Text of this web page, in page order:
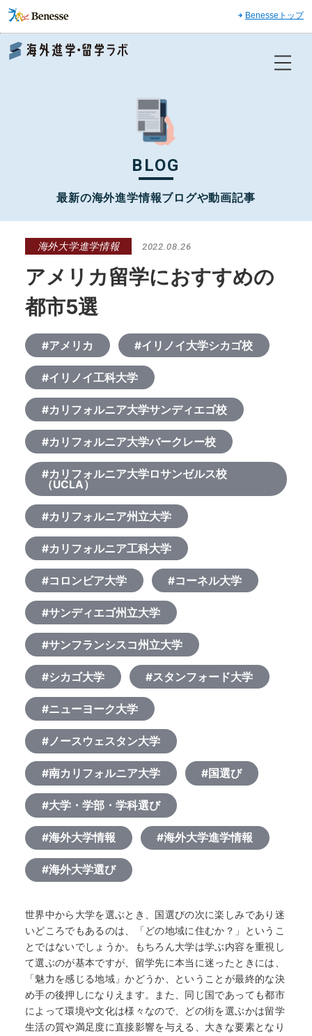
Benesseトップ
BLOG
最新の海外進学情報ブログや動画記事
海外大学進学情報 2022.08.26
アメリカ留学におすすめの
都市5選
#アメリカ #イリノイ大学シカゴ校
#イリノイ工科大学
#カリフォルニア大学サンディエゴ校
#カリフォルニア大学バークレー校
#カリフォルニア大学ロサンゼルス校
（UCLA）
#カリフォルニア州立大学
#カリフォルニア工科大学
#コロンビア大学 #コーネル大学
#サンディエゴ州立大学
#サンフランシスコ州立大学
#シカゴ大学 #スタンフォード大学
#ニューヨーク大学
#ノースウェスタン大学
#南カリフォルニア大学 #国選び
#大学・学部・学科選び
#海外大学情報 #海外大学進学情報
#海外大学選び
世界中から大学を選ぶとき、国選びの次に楽しみであり迷
いどころでもあるのは、「どの地域に住むか？」というこ
とではないでしょうか。もちろん大学は学ぶ内容を重視し
て選ぶのが基本ですが、留学先に本当に迷ったときには、
「魅力を感じる地域」かどうか、ということが最終的な決
め手の後押しになりえます。また、同じ国であっても都市
によって環境や文化は様々なので、どの街を選ぶかは留学
生活の質や満足度に直接影響を与える、大きな要素となり